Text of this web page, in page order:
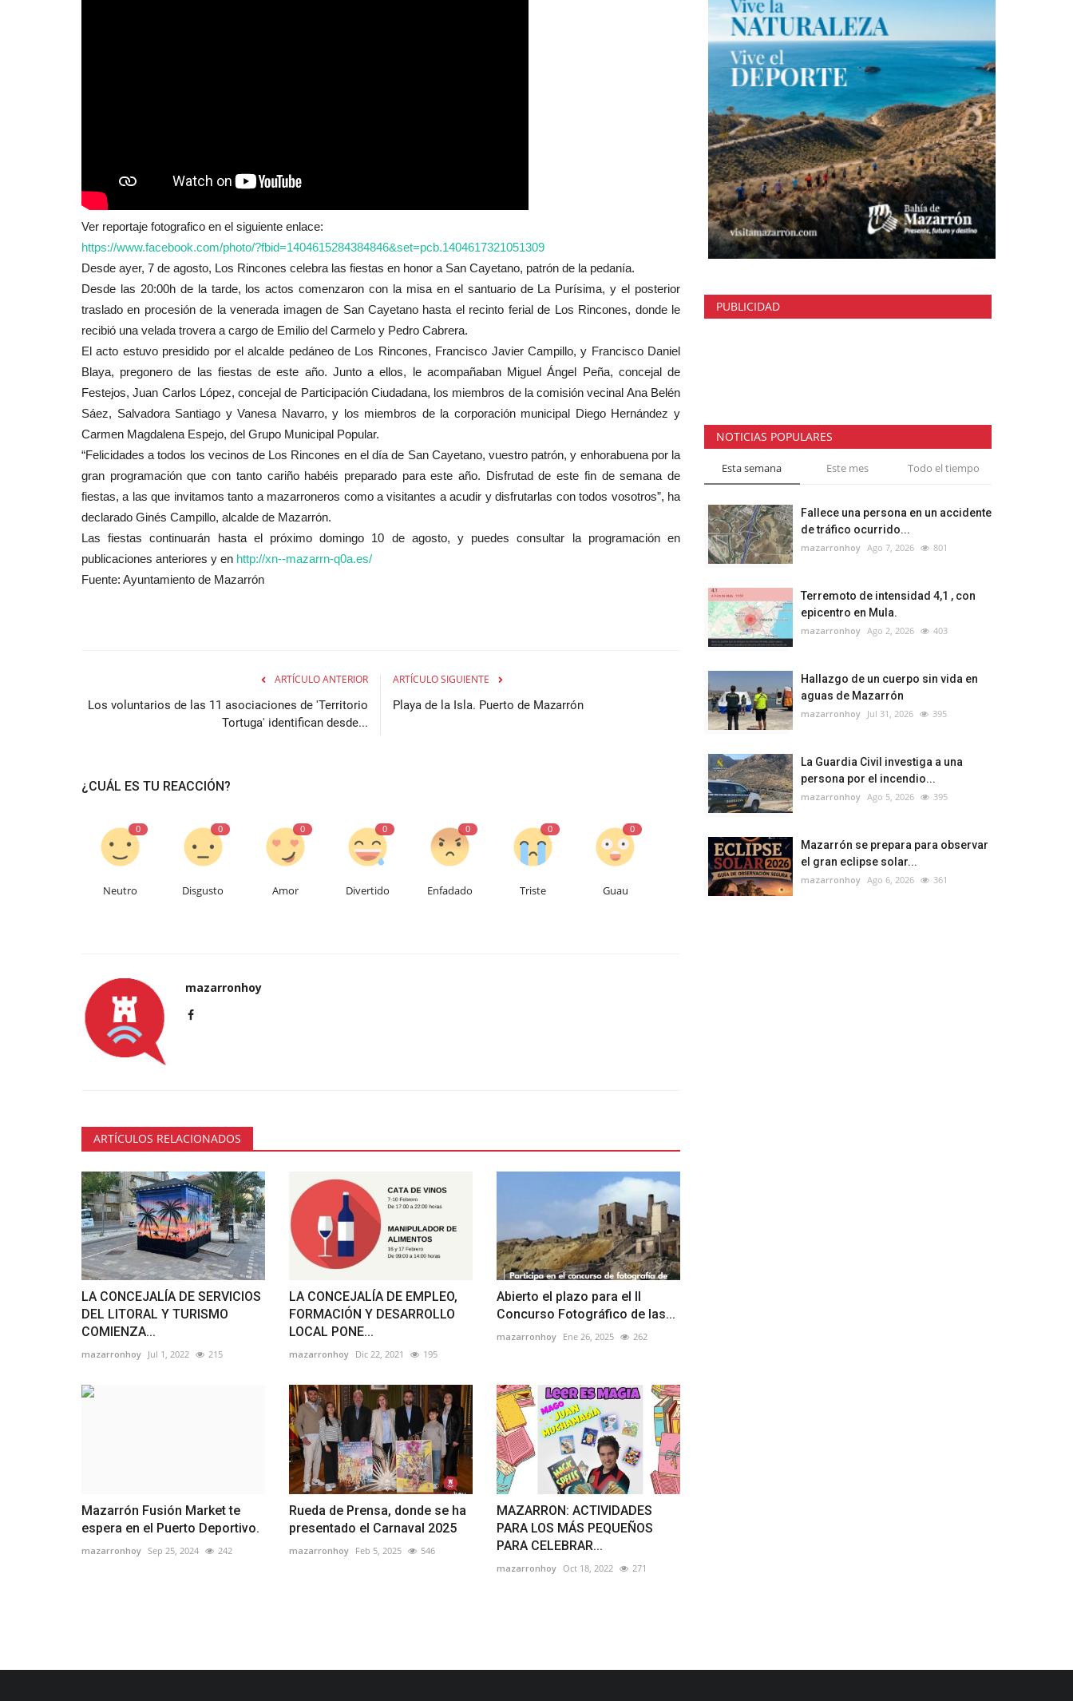
Ver reportaje fotografico en el siguiente enlace:
https://www.facebook.com/photo/?fbid=1404615284384846&set=pcb.1404617321051309
Desde ayer, 7 de agosto, Los Rincones celebra las fiestas en honor a San Cayetano, patrón de la pedanía.
Desde las 20:00h de la tarde, los actos comenzaron con la misa en el santuario de La Purísima, y el posterior
traslado en procesión de la venerada imagen de San Cayetano hasta el recinto ferial de Los Rincones, donde le
recibió una velada trovera a cargo de Emilio del Carmelo y Pedro Cabrera.
El acto estuvo presidido por el alcalde pedáneo de Los Rincones, Francisco Javier Campillo, y Francisco Daniel
Blaya, pregonero de las fiestas de este año. Junto a ellos, le acompañaban Miguel Ángel Peña, concejal de
Festejos, Juan Carlos López, concejal de Participación Ciudadana, los miembros de la comisión vecinal Ana Belén
Sáez, Salvadora Santiago y Vanesa Navarro, y los miembros de la corporación municipal Diego Hernández y
Carmen Magdalena Espejo, del Grupo Municipal Popular.
“Felicidades a todos los vecinos de Los Rincones en el día de San Cayetano, vuestro patrón, y enhorabuena por la
gran programación que con tanto cariño habéis preparado para este año. Disfrutad de este fin de semana de
fiestas, a las que invitamos tanto a mazarroneros como a visitantes a acudir y disfrutarlas con todos vosotros”, ha
declarado Ginés Campillo, alcalde de Mazarrón.
Las fiestas continuarán hasta el próximo domingo 10 de agosto, y puedes consultar la programación en
publicaciones anteriores y en http://xn--mazarrn-q0a.es/
Fuente: Ayuntamiento de Mazarrón
ARTÍCULO ANTERIOR
Los voluntarios de las 11 asociaciones de 'Territorio
Tortuga' identifican desde...
ARTÍCULO SIGUIENTE
Playa de la Isla. Puerto de Mazarrón
¿CUÁL ES TU REACCIÓN?
0
Neutro
0
Disgusto
0
Amor
0
Divertido
0
Enfadado
0
Triste
0
Guau
mazarronhoy
ARTÍCULOS RELACIONADOS
LA CONCEJALÍA DE SERVICIOS
DEL LITORAL Y TURISMO
COMIENZA...
mazarronhoy Jul 1, 2022 215
LA CONCEJALÍA DE EMPLEO,
FORMACIÓN Y DESARROLLO
LOCAL PONE...
mazarronhoy Dic 22, 2021 195
Abierto el plazo para el II
Concurso Fotográfico de las...
mazarronhoy Ene 26, 2025 262
Mazarrón Fusión Market te
espera en el Puerto Deportivo.
mazarronhoy Sep 25, 2024 242
Rueda de Prensa, donde se ha
presentado el Carnaval 2025
mazarronhoy Feb 5, 2025 546
MAZARRON: ACTIVIDADES
PARA LOS MÁS PEQUEÑOS
PARA CELEBRAR...
mazarronhoy Oct 18, 2022 271
PUBLICIDAD
NOTICIAS POPULARES
Esta semana Este mes Todo el tiempo
Fallece una persona en un accidente
de tráfico ocurrido...
mazarronhoy Ago 7, 2026 801
Terremoto de intensidad 4,1 , con
epicentro en Mula.
mazarronhoy Ago 2, 2026 403
Hallazgo de un cuerpo sin vida en
aguas de Mazarrón
mazarronhoy Jul 31, 2026 395
La Guardia Civil investiga a una
persona por el incendio...
mazarronhoy Ago 5, 2026 395
Mazarrón se prepara para observar
el gran eclipse solar...
mazarronhoy Ago 6, 2026 361